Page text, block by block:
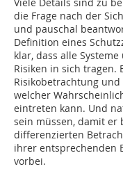
Viele Details sind zu
die Frage nach der
und pauschal
Definition eines
klar, dass alle
Risiken in sich tragen.
Risikobetrachtung
welcher
eintreten kann. Und
sein müssen, damit
differenzierten
ihrer entsprechenden
vorbei.